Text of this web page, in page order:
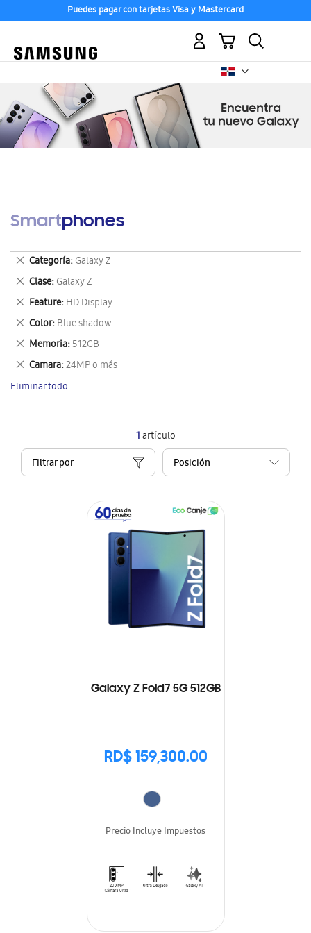
Puedes pagar con tarjetas Visa y Mastercard
Mi carrito
Smartphones
1artículo
Filtrar por
Galaxy Z Fold7 5G 512GB
RD$ 159,300.00
Precio Incluye Impuestos
Categoría Galaxy Z
Eliminar
este
artículo
Clase Galaxy Z
Eliminar
este
artículo
Feature HD Display
Eliminar
este
artículo
Color Blue shadow
Eliminar
este
artículo
Memoria 512GB
Eliminar
este
artículo
Camara 24MP o más
Eliminar
este
artículo
Eliminar todo